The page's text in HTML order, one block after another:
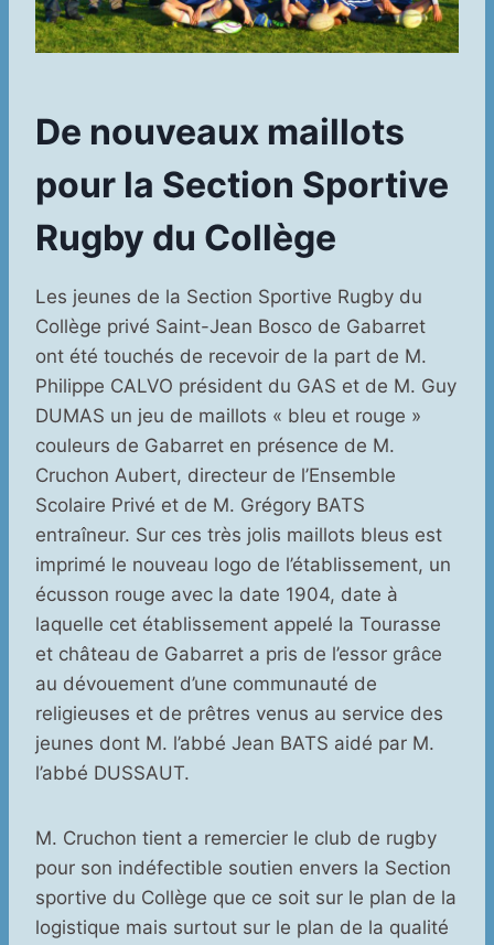
De nouveaux maillots
pour la Section Sportive
Rugby du Collège
Les jeunes de la Section Sportive Rugby du
Collège privé Saint-Jean Bosco de Gabarret
ont été touchés de recevoir de la part de M.
Philippe CALVO président du GAS et de M. Guy
DUMAS un jeu de maillots « bleu et rouge »
couleurs de Gabarret en présence de M.
Cruchon Aubert, directeur de l’Ensemble
Scolaire Privé et de M. Grégory BATS
entraîneur. Sur ces très jolis maillots bleus est
imprimé le nouveau logo de l’établissement, un
écusson rouge avec la date 1904, date à
laquelle cet établissement appelé la Tourasse
et château de Gabarret a pris de l’essor grâce
au dévouement d’une communauté de
religieuses et de prêtres venus au service des
jeunes dont M. l’abbé Jean BATS aidé par M.
l’abbé DUSSAUT.
M. Cruchon tient a remercier le club de rugby
pour son indéfectible soutien envers la Section
sportive du Collège que ce soit sur le plan de la
logistique mais surtout sur le plan de la qualité